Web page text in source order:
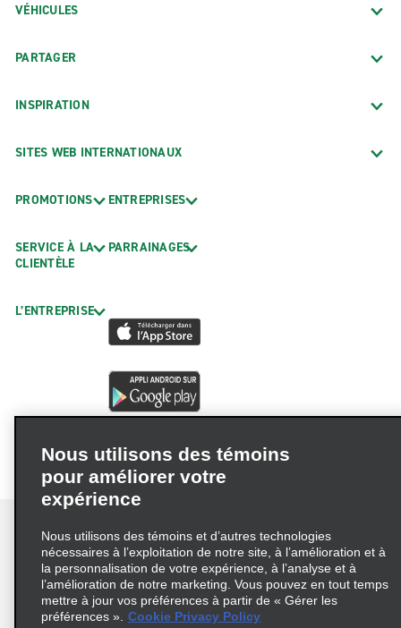
VÉHICULES
PARTAGER
INSPIRATION
SITES WEB INTERNATIONAUX
PROMOTIONS
SERVICE À LA
CLIENTÈLE
L’ENTREPRISE
ENTREPRISES
PARRAINAGES
Conditions d’utilisation
Politique de confidentialité
Politique sur les fichiers témoins
Nous utilisons des témoins
pour améliorer votre
expérience
Nous utilisons des témoins et d’autres technologies
nécessaires à l’exploitation de notre site, à l’amélioration et à
la personnalisation de votre expérience, à l’analyse et à
l’amélioration de notre marketing. Vous pouvez en tout temps
mettre à jour vos préférences à partir de « Gérer les
préférences ». Cookie Privacy Policy